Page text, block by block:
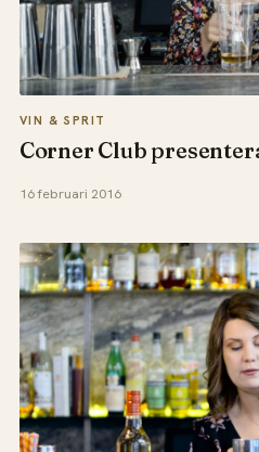
VIN & SPRIT
Corner Club
16 februari 2016